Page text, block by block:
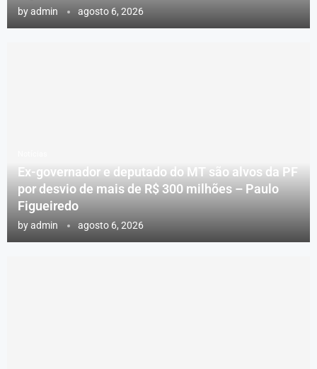
byadmin agosto 6, 2026
Ex-governador e deputado do MT são alvos da PF
por desvio de mais de R$ 300 milhões – Paulo
Figueiredo
byadmin agosto 6, 2026